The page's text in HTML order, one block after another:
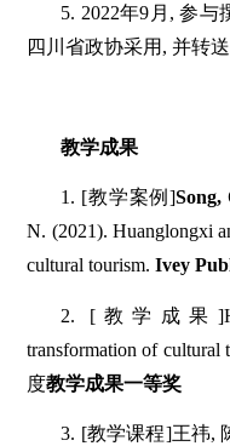
5. 2022年9月, 参
四川省政协采用, 并转
教学成果
1. [教学案例]Song,
N. (2021). Huanglongxi
cultural tourism.Ivey
2. [教学成果
transformation of
度教学成果一等奖
3. [教学课程]王祎,